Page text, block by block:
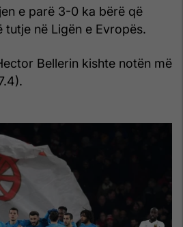
e parë 3-0 ka bërë që
tutje në Ligën e Evropës.
Bellerin kishte notën më